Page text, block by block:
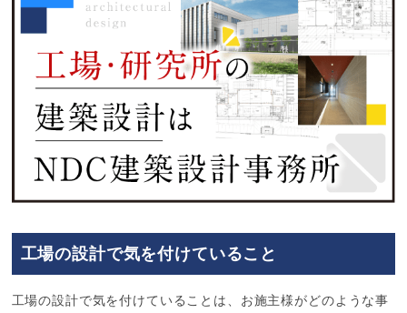
工場の設計で気を付けていること
工場の設計で気を付けていることは、お施主様がどのような事